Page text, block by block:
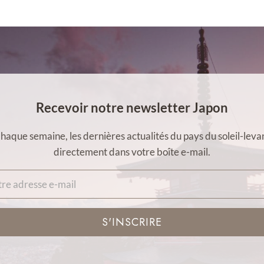
Recevoir notre newsletter Japon
semaine, les dernières actualités du pays du soleil-
directement dans votre boîte e-mail.
S'INSCRIRE